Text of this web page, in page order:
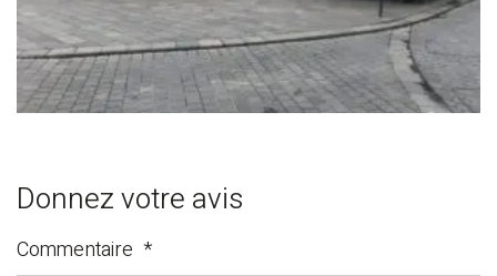
Donnez votre avis
Commentaire *